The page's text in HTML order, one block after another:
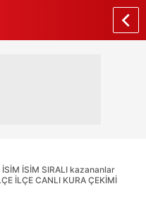
İSİM SIRALI kazananlar
İLÇE CANLI KURA ÇEKİMİ